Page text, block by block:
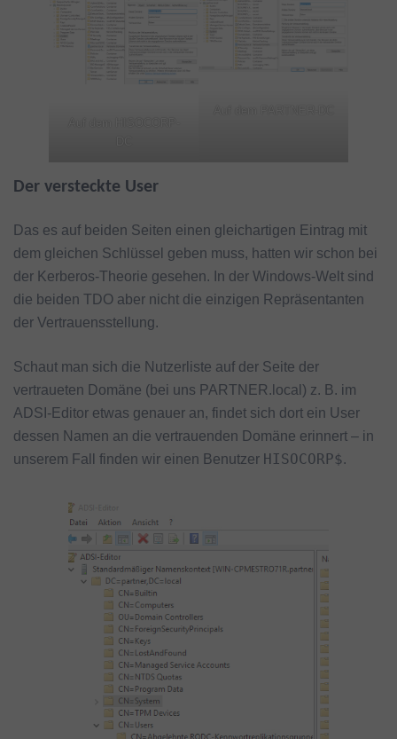
Der versteckte User
Das es auf beiden Seiten einen gleichartigen Eintrag mit
dem gleichen Schlüssel geben muss, hatten wir schon bei
der Kerberos-Theorie gesehen. In der Windows-Welt sind
die beiden TDO aber nicht die einzigen Repräsentanten
der Vertrauensstellung.
Schaut man sich die Nutzerliste auf der Seite der
vertraueten Domäne (bei uns PARTNER.local) z. B. im
ADSI-Editor etwas genauer an, findet sich dort ein User
dessen Namen an die vertrauenden Domäne erinnert – in
unserem Fall finden wir einen Benutzer HISOCORP$.